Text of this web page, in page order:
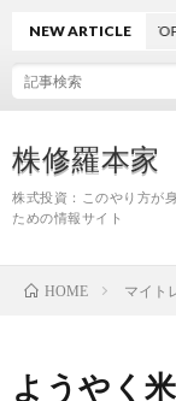
株修羅本家
株式投資：このやり方が
ための情報サイト
NEW ARTICLE
どうしてTOPIXを買
HOME マイト
ようやく